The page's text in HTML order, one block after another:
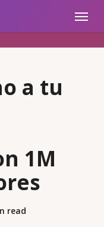
Menu
a tu
1M
read